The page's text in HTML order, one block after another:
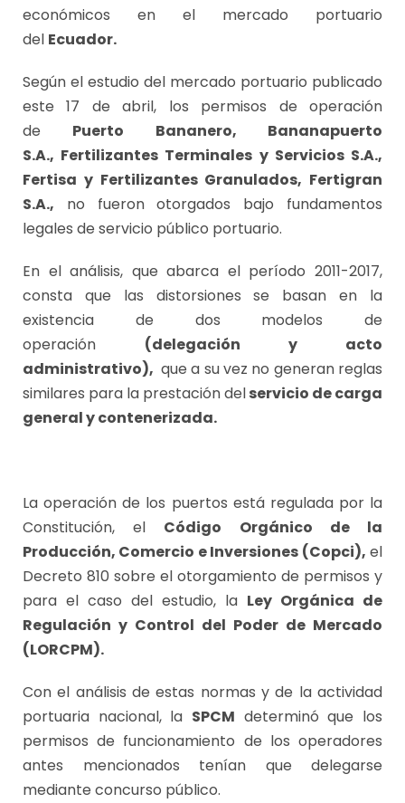
económicos en el mercado portuario
del Ecuador.
Según el estudio del mercado portuario publicado
este 17 de abril, los permisos de operación
de Puerto Bananero, Bananapuerto
S.A., Fertilizantes Terminales y Servicios S.A.,
Fertisa y Fertilizantes Granulados, Fertigran
S.A., no fueron otorgados bajo fundamentos
legales de servicio público portuario.
En el análisis, que abarca el período 2011-2017,
consta que las distorsiones se basan en la
existencia de dos modelos de
operación (delegación y acto
administrativo), que a su vez no generan reglas
similares para la prestación delservicio de carga
general y contenerizada.
La operación de los puertos está regulada por la
Constitución, el Código Orgánico de la
Producción, Comercio e Inversiones (Copci), el
Decreto 810 sobre el otorgamiento de permisos y
para el caso del estudio, la Ley Orgánica de
Regulación y Control del Poder de Mercado
(LORCPM).
Con el análisis de estas normas y de la actividad
portuaria nacional, la SPCM determinó que los
permisos de funcionamiento de los operadores
antes mencionados tenían que delegarse
mediante concurso público.